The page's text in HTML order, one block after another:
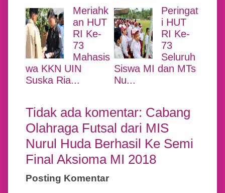
Meriahk
an HUT
RI Ke-
73
Mahasis
wa KKN UIN
Suska Ria...
Peringat
i HUT
RI Ke-
73
Seluruh
Siswa MI dan MTs
Nu...
Tidak ada komentar: Cabang
Olahraga Futsal dari MIS
Nurul Huda Berhasil Ke Semi
Final Aksioma MI 2018
Posting Komentar